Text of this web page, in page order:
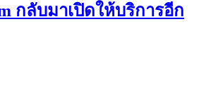
กลับมาเปิดให้บริการอีก